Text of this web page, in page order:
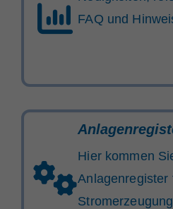
FAQ und
Hier kommen
Anlagenregister